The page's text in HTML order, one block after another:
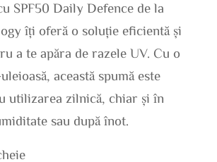
SPF50 Daily Defence de la
îți oferă o soluție eficientă și
a te apăra de razele UV. Cu o
această spumă este
utilizarea zilnică, chiar și în
sau după înot.